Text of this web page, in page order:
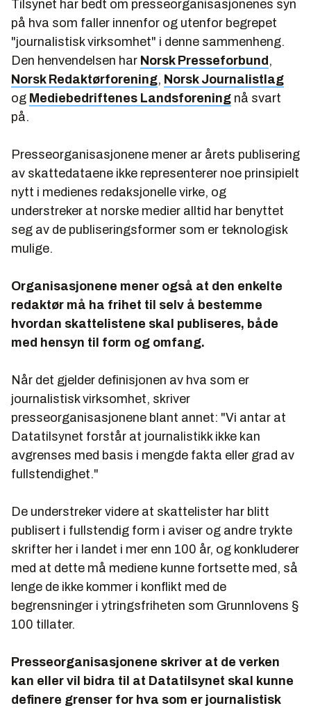
Tilsynet har bedt om presseorganisasjonenes syn
på hva som faller innenfor og utenfor begrepet
"journalistisk virksomhet" i denne sammenheng.
Den henvendelsen har Norsk Presseforbund ,
Norsk Redaktørforening, Norsk Journalistlag
og Mediebedriftenes Landsforening nå svart
på.
Presseorganisasjonene mener ar årets publisering
av skattedataene ikke representerer noe prinsipielt
nytt i medienes redaksjonelle virke, og
understreker at norske medier alltid har benyttet
seg av de publiseringsformer som er teknologisk
mulige.
Organisasjonene mener også at den enkelte
redaktør må ha frihet til selv å bestemme
hvordan skattelistene skal publiseres, både
med hensyn til form og omfang.
Når det gjelder definisjonen av hva som er
journalistisk virksomhet, skriver
presseorganisasjonene blant annet: "Vi antar at
Datatilsynet forstår at journalistikk ikke kan
avgrenses med basis i mengde fakta eller grad av
fullstendighet."
De understreker videre at skattelister har blitt
publisert i fullstendig form i aviser og andre trykte
skrifter her i landet i mer enn 100 år, og konkluderer
med at dette må mediene kunne fortsette med, så
lenge de ikke kommer i konflikt med de
begrensninger i ytringsfriheten som Grunnlovens §
100 tillater.
Presseorganisasjonene skriver at de verken
kan eller vil bidra til at Datatilsynet skal kunne
definere grenser for hva som er journalistisk